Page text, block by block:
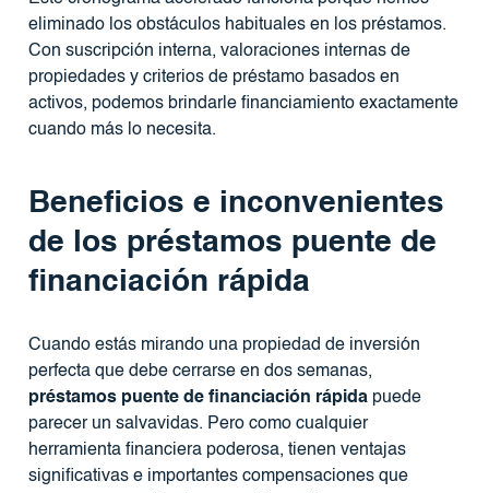
eliminado los obstáculos habituales en los préstamos.
Con suscripción interna, valoraciones internas de
propiedades y criterios de préstamo basados ​​en
activos, podemos brindarle financiamiento exactamente
cuando más lo necesita.
Beneficios e inconvenientes
de los préstamos puente de
financiación rápida
Cuando estás mirando una propiedad de inversión
perfecta que debe cerrarse en dos semanas,
préstamos puente de financiación rápidapuede
parecer un salvavidas. Pero como cualquier
herramienta financiera poderosa, tienen ventajas
significativas e importantes compensaciones que